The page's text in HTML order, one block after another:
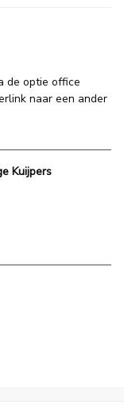
de optie office
naar een ander
Kuijpers